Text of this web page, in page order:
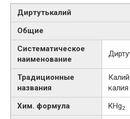
Диртутькалий
Общие
Систематическое
наименование
Традиционные
названия
калия
Хим. формула
KHg2